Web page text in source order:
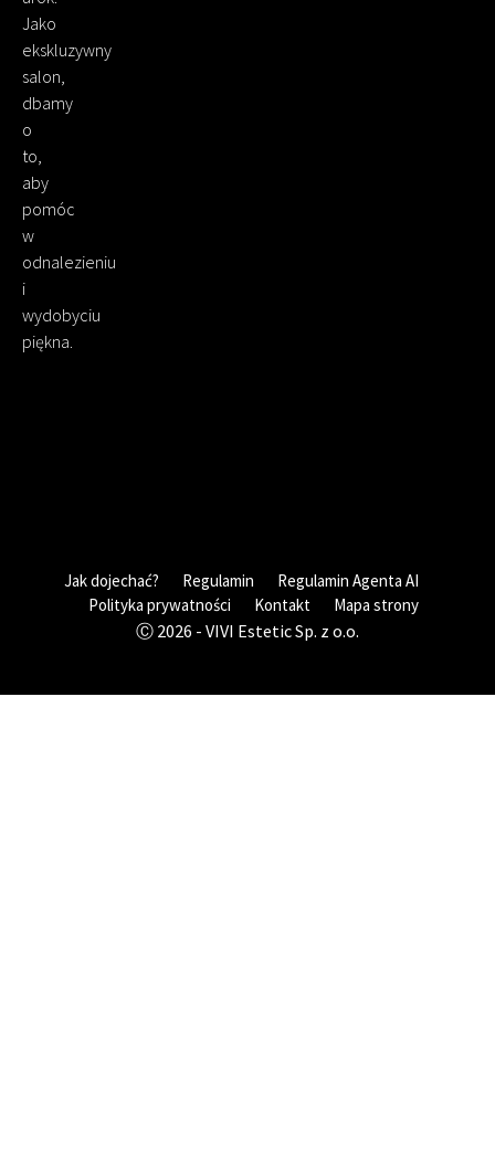
Jako
ekskluzywny
salon,
dbamy
o
to,
aby
pomóc
w
odnalezieniu
i
wydobyciu
piękna.
Jak dojechać? Regulamin
Regulamin Agenta AI
Polityka prywatności
Kontakt Mapa strony
Ⓒ 2026 - VIVI Estetic Sp. z o.o.